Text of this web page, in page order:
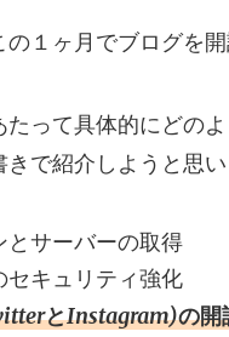
１ヶ月でブログを開
たって具体的にどの
で紹介しようと思い
とサーバーの取得
セキュリティ強化
とInstagram)の開